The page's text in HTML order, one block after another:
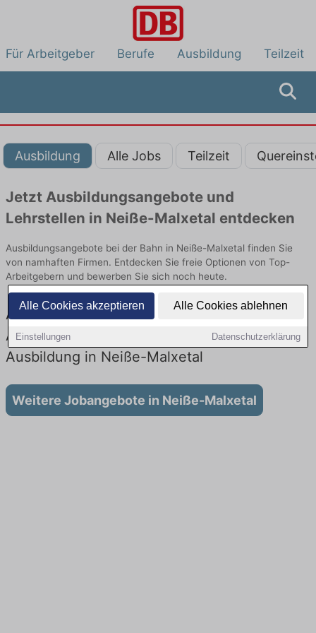
Alle Cookies akzeptieren Alle Cookies ablehnen
Einstellungen Datenschutzerklärung
Für Arbeitgeber Berufe Ausbildung Teilzeit
Ausbildung Alle Jobs Teilzeit
Jetzt Ausbildungsangebote und
Lehrstellen in Neiße-Malxetal entdecken
Ausbildungsangebote bei der Bahn in Neiße-Malxetal finden Sie
von namhaften Firmen. Entdecken Sie freie Optionen von Top-
Arbeitgebern und bewerben Sie sich noch heute.
Ausbildung in Neiße-Malxetal bei der Bahn:
Aktuell gibt es keine Stellenangebote für
Ausbildung in Neiße-Malxetal
Weitere Jobangebote in Neiße-Malxetal